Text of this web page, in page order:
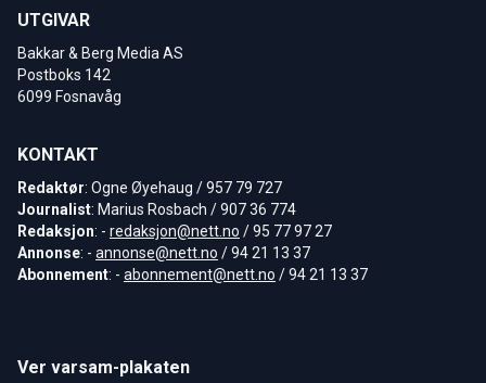
UTGIVAR
Bakkar & Berg Media AS
Postboks 142
6099 Fosnavåg
KONTAKT
Redaktør: Ogne Øyehaug / 957 79 727
Journalist: Marius Rosbach / 907 36 774
Redaksjon: - redaksjon@nett.no / 95 77 97 27
Annonse: - annonse@nett.no / 94 21 13 37
Abonnement: - abonnement@nett.no / 94 21 13 37
Ver varsam-plakaten